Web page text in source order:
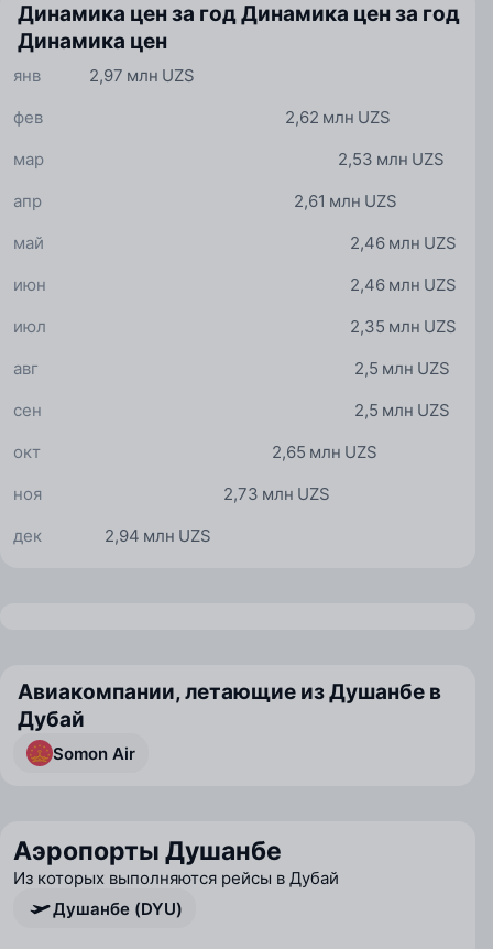
Динамика цен за годДинамика цен за год
Динамика цен
2,97 млн UZS
янв
2,62 млн UZS
фев
2,53 млн UZS
мар
2,61 млн UZS
апр
2,46 млн UZS
май
2,46 млн UZS
июн
2,35 млн UZS
июл
2,5 млн UZS
авг
2,5 млн UZS
сен
2,65 млн UZS
окт
2,73 млн UZS
ноя
2,94 млн UZS
дек
Авиакомпании, летающие из Душанбе в
Дубай
Somon Air
Аэропорты Душанбе
Из которых выполняются рейсы в Дубай
Душанбе (DYU)